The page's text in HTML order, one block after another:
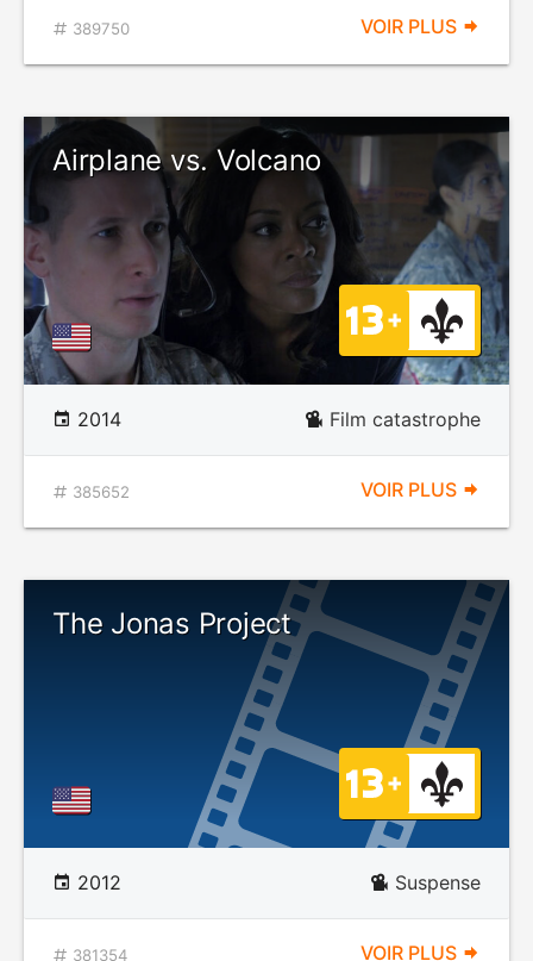
389750 VOIR PLUS
Airplane vs. Volcano
2014 Film catastrophe
385652 VOIR PLUS
The Jonas Project
2012 Suspense
381354 VOIR PLUS